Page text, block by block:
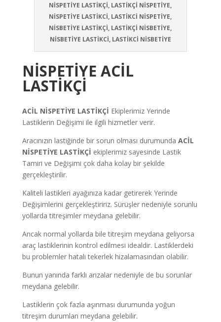
NİSPETİYE LASTİKÇİ, LASTİKÇİ NİSPETİYE,
NİSPETİYE LASTİKCİ, LASTİKCİ NİSPETİYE,
NİSBETİYE LASTİKÇİ, LASTİKÇİ NİSBETİYE,
NİSBETİYE LASTİKCİ, LASTİKCİ NİSBETİYE
NİSPETİYE ACİL
LASTİKÇİ
ACİL NİSPETİYE LASTİKÇİ Ekiplerimiz Yerinde
Lastiklerin Değişimi ile ilgili hizmetler verir.
Aracınızın lastiğinde bir sorun olması durumunda ACİL
NİSPETİYE LASTİKÇİ ekiplerimiz sayesinde Lastik
Tamiri ve Değişimi çok daha kolay bir şekilde
gerçekleştirilir.
Kaliteli lastikleri ayağınıza kadar getirerek Yerinde
Değişimlerini gerçekleştiririz. Sürüşler nedeniyle sorunlu
yollarda titreşimler meydana gelebilir.
Ancak normal yollarda bile titreşim meydana geliyorsa
araç lastiklerinin kontrol edilmesi idealdir. Lastiklerdeki
bu problemler hatalı tekerlek hizalamasından olabilir.
Bunun yanında farklı arızalar nedeniyle de bu sorunlar
meydana gelebilir.
Lastiklerin çok fazla aşınması durumunda yoğun
titreşim durumları meydana gelebilir.